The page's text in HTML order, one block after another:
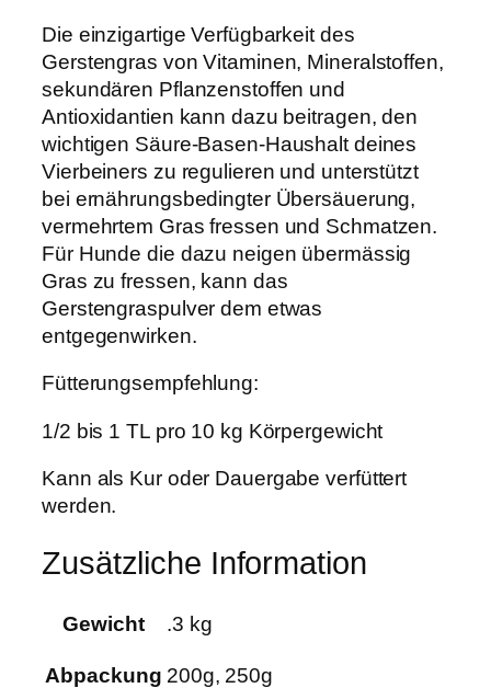
e
r
B
i
o
2
5
0
g
A
r
t
N
.
8
0
5
n
Die einzigartige Verfügbarkeit des
Gerstengras von Vitaminen, Mineralstoffen,
sekundären Pflanzenstoffen und
Antioxidantien kann dazu beitragen, den
wichtigen Säure-Basen-Haushalt deines
Vierbeiners zu regulieren und unterstützt
bei ernährungsbedingter Übersäuerung,
vermehrtem Gras fressen und Schmatzen.
Für Hunde die dazu neigen übermässig
Gras zu fressen, kann das
Gerstengraspulver dem etwas
entgegenwirken.
Fütterungsempfehlung:
1/2 bis 1 TL pro 10 kg Körpergewicht
Kann als Kur oder Dauergabe verfüttert
werden.
Zusätzliche Information
Gewicht .3 kg
Abpackung 200g, 250g